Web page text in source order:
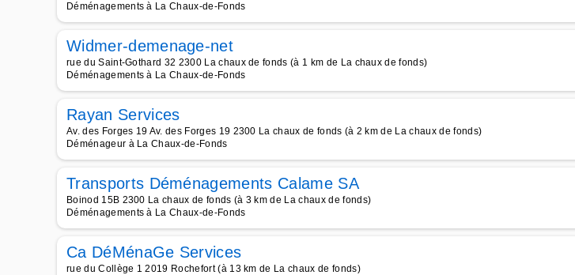
Déménagements à La Chaux-de-Fonds
Widmer-demenage-net
rue du Saint-Gothard 32 2300 La chaux de fonds (à 1 km de La chaux de fonds)
Déménagements à La Chaux-de-Fonds
Rayan Services
Av. des Forges 19 Av. des Forges 19 2300 La chaux de fonds (à 2 km de La chaux de fonds)
Déménageur à La Chaux-de-Fonds
Transports Déménagements Calame SA
Boinod 15B 2300 La chaux de fonds (à 3 km de La chaux de fonds)
Déménagements à La Chaux-de-Fonds
Ca DéMénaGe Services
rue du Collège 1 2019 Rochefort (à 13 km de La chaux de fonds)